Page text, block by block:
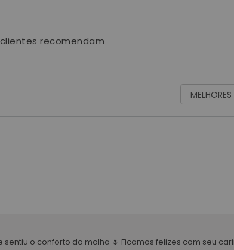
clientes recomendam
ORDENAR
AVALIAÇÕES
o conforto da malha 🌷 Ficamos felizes com seu